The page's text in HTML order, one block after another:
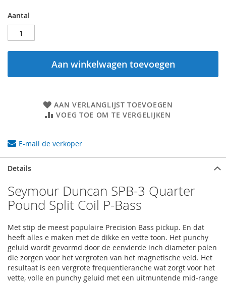
Aantal
Aan winkelwagen toevoegen
AAN VERLANGLIJST TOEVOEGEN
VOEG TOE OM TE VERGELIJKEN
E-mail de verkoper
Details
Seymour Duncan SPB-3 Quarter
Pound Split Coil P-Bass
Met stip de meest populaire Precision Bass pickup. En dat
heeft alles e maken met de dikke en vette toon. Het punchy
geluid wordt gevormd door de eenvierde inch diameter polen
die zorgen voor het vergroten van het magnetische veld. Het
resultaat is een vergrote frequentieranche wat zorgt voor het
vette, volle en punchy geluid met een uitmuntende mid-range